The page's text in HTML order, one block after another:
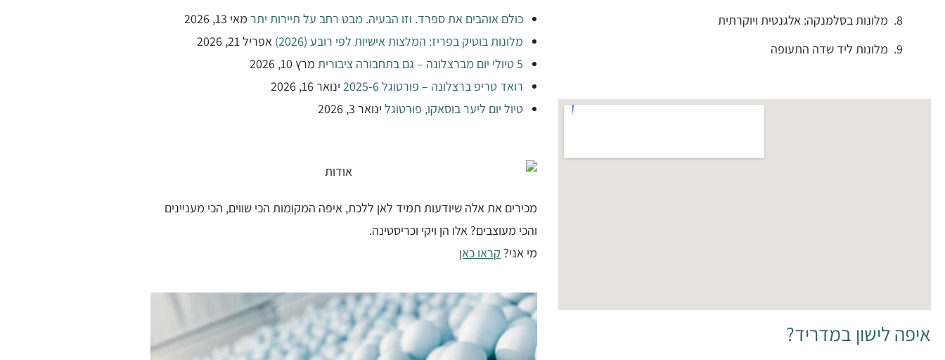
מלונות בסלמנקה: אלגנטית ויוקרתית
מלונות ליד שדה התעופה
איפה לישון במדריד?
כולם אוהבים את ספרד. וזו הבעיה. מבט רחב על תיירות יתר מאי 13, 2026
מלונות בוטיק בפריז: המלצות אישיות לפי רובע (2026)
אפריל 21, 2026
5 טיולי יום מברצלונה – גם בתחבורה ציבורית
מרץ 10, 2026
רואד טריפ ברצלונה – פורטוגל 2025-6
ינואר 16, 2026
טיול יום ליער בוסאקו, פורטוגל ינואר 3, 2026
מכירים את אלה שיודעות תמיד לאן ללכת, איפה המקומות הכי שווים, הכי מעניינים
והכי מעוצבים? אלו הן ויקי וכריסטינה.
מי אני? קראו כאן